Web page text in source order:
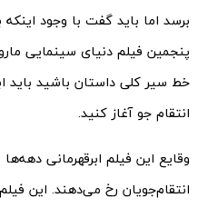
برسد اما باید گفت با وجود
پنجمین فیلم دنیای سینمایی
خط سیر کلی داستان باشید باید
انتقام جو آغاز کنید.
وقایع این فیلم ابرقهرمانی
انتقام‌جویان رخ می‌دهند. این